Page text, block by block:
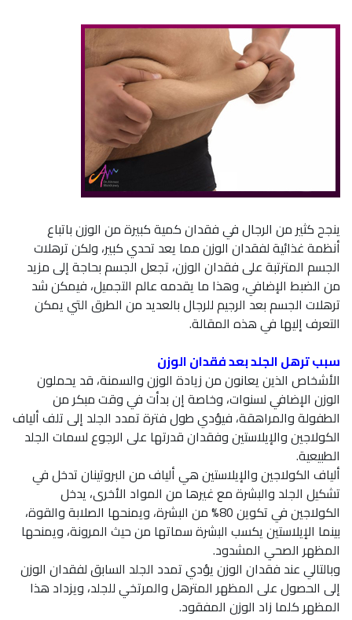
ينجح كثير من الرجال في فقدان كمية كبيرة من الوزن باتباع
أنظمة غذائية لفقدان الوزن مما يعد تحدي كبير، ولكن ترهلات
الجسم المترتبة على فقدان الوزن، تجعل الجسم بحاجة إلى مزيد
من الضبط الإضافي، وهذا ما يقدمه عالم التجميل، فيمكن شد
ترهلات الجسم بعد الرجيم للرجال بالعديد من الطرق التي يمكن
التعرف إليها في هذه المقالة.
سبب ترهل الجلد بعد فقدان الوزن
الأشخاص الذين يعانون من زيادة الوزن والسمنة، قد يحملون
الوزن الإضافي لسنوات، وخاصة إن بدأت في وقت مبكر من
الطفولة والمراهقة، فيؤدي طول فترة تمدد الجلد إلى تلف ألياف
الكولاجين والإيلاستين وفقدان قدرتها على الرجوع لسمات الجلد
الطبيعية.
ألياف الكولاجين والإيلاستين هي ألياف من البروتينان تدخل في
تشكيل الجلد والبشرة مع غيرها من المواد الأخرى، يدخل
الكولاجين في تكوين 80% من البشرة، ويمنحها الصلابة والقوة،
بينما الإيلاستين يكسب البشرة سماتها من حيث المرونة، ويمنحها
المظهر الصحي المشدود.
وبالتالي عند فقدان الوزن يؤدي تمدد الجلد السابق لفقدان الوزن
إلى الحصول على المظهر المترهل والمرتخي للجلد، ويزداد هذا
المظهر كلما زاد الوزن المفقود.